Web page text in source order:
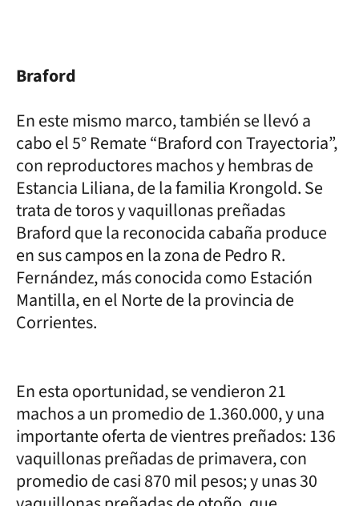
Braford
En este mismo marco, también se llevó a
cabo el 5° Remate “Braford con Trayectoria”,
con reproductores machos y hembras de
Estancia Liliana, de la familia Krongold. Se
trata de toros y vaquillonas preñadas
Braford que la reconocida cabaña produce
en sus campos en la zona de Pedro R.
Fernández, más conocida como Estación
Mantilla, en el Norte de la provincia de
Corrientes.
En esta oportunidad, se vendieron 21
machos a un promedio de 1.360.000, y una
importante oferta de vientres preñados: 136
vaquillonas preñadas de primavera, con
promedio de casi 870 mil pesos; y unas 30